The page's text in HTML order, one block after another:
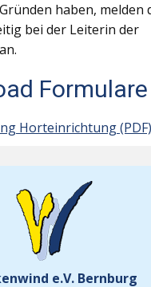
haben, melden
bei der Leiterin der
Formulare
Horteinrichtung (PDF)
e.V. Bernburg